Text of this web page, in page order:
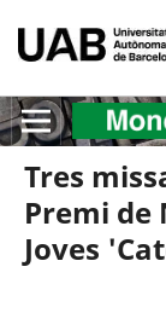
Tres
Premi de
Joves